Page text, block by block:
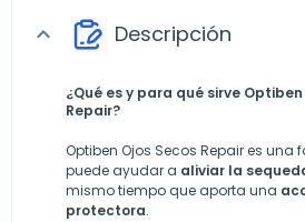
expand_more Descripción
¿Qué es y para qué sirve Optiben
Repair?
Optiben Ojos Secos Repair es
puede ayudar a aliviar la
mismo tiempo que aporta una
protectora.